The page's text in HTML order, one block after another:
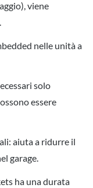
viene
nelle unità a
solo
essere
aiuta a ridurre il
garage.
ha una durata